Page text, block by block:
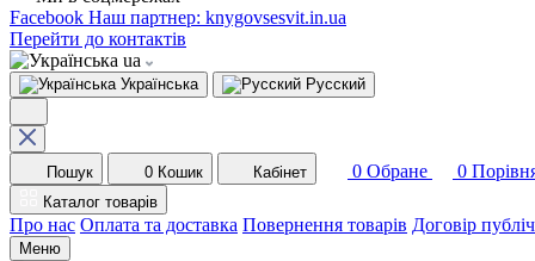
Facebook Наш партнер: knygovsesvit.in.ua
Перейти до контактів
ua
Українська Русский
Пошук 0 Кошик Кабінет 0 Обране 0
Каталог товарів
Про нас Оплата та доставка Повернення товарів Договір
Меню